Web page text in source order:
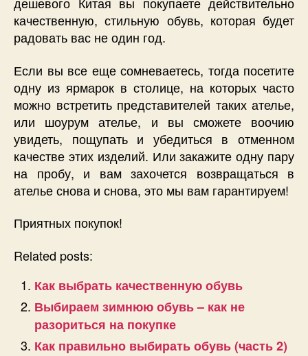
качественную, стильную обувь, которая будет
радовать вас не один год.
Если вы все еще сомневаетесь, тогда посетите
одну из ярмарок в столице, на которых часто
можно встретить представителей таких ателье,
или шоурум ателье, и вы сможете воочию
увидеть, пощупать и убедиться в отменном
качестве этих изделий. Или закажите одну пару
на пробу, и вам захочется возвращаться в
ателье снова и снова, это мы вам гарантируем!
Приятных покупок!
Related posts:
Как выбрать качественную обувь
Выбираем зимнюю обувь – как не
разориться на покупке
Как правильно выбирать обувь (часть 2)